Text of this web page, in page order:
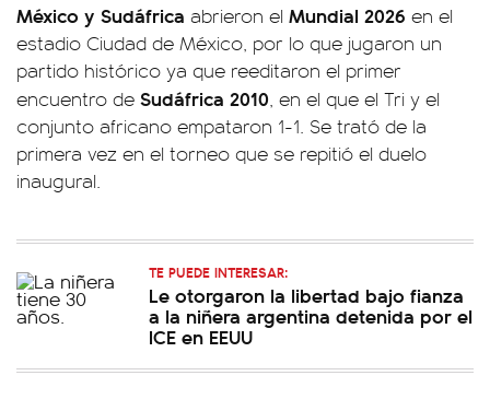
México y Sudáfrica abrieron el Mundial 2026 en el
estadio Ciudad de México, por lo que jugaron un
partido histórico ya que reeditaron el primer
encuentro de Sudáfrica 2010, en el que el Tri y el
conjunto africano empataron 1-1. Se trató de la
primera vez en el torneo que se repitió el duelo
inaugural.
TE PUEDE INTERESAR:
Le otorgaron la libertad bajo fianza
a la niñera argentina detenida por el
ICE en EEUU